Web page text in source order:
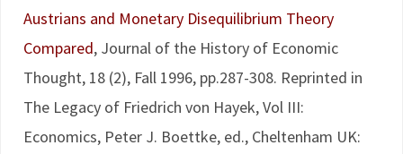
Austrians and Monetary Disequilibrium Theory
Compared, Journal of the History of Economic
Thought, 18 (2), Fall 1996, pp.287-308. Reprinted in
The Legacy of Friedrich von Hayek, Vol III:
Economics, Peter J. Boettke, ed., Cheltenham UK: